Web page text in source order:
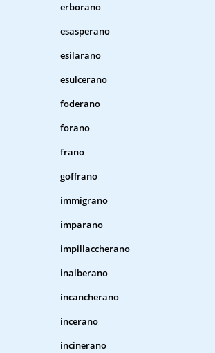
erborano
esasperano
esilarano
esulcerano
foderano
forano
frano
goffrano
immigrano
imparano
impillaccherano
inalberano
incancherano
incerano
incinerano